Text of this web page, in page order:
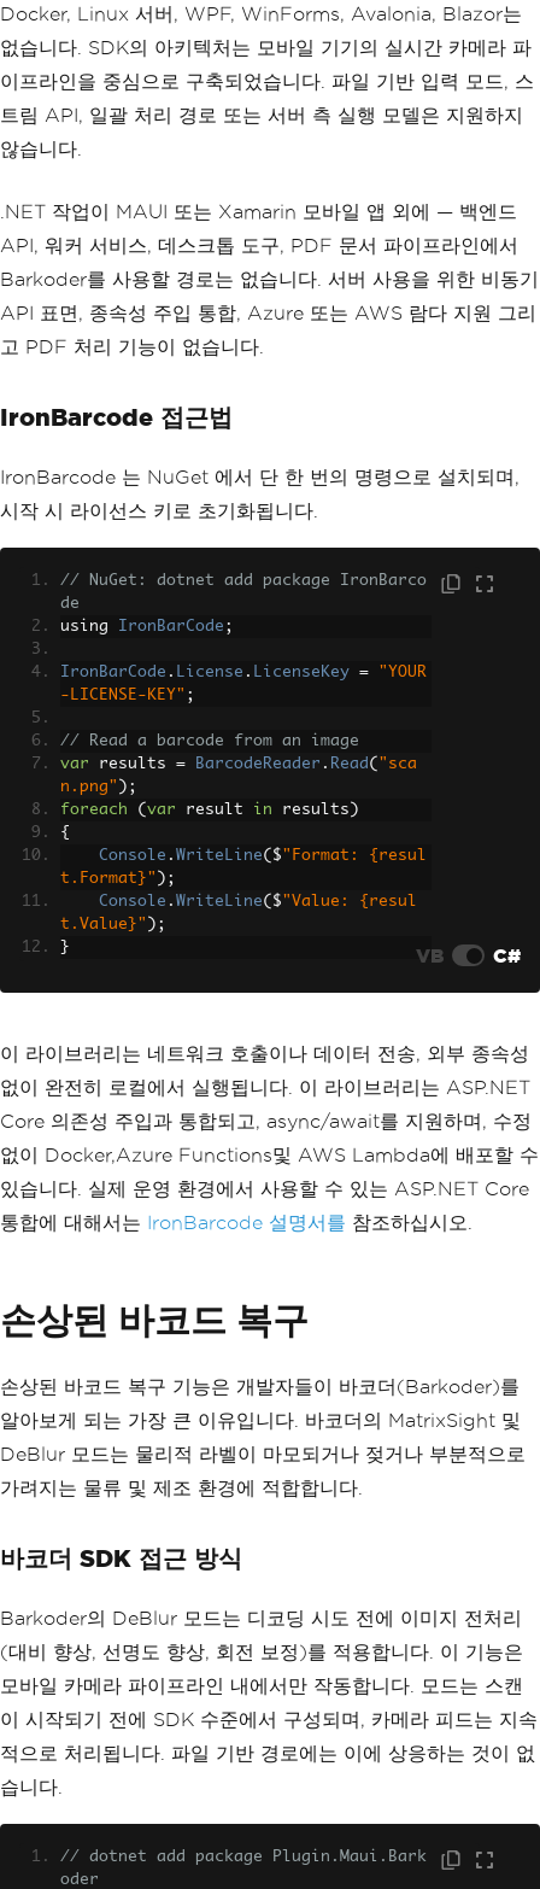
Docker, Linux 서버, WPF, WinForms, Avalonia, Blazor는
없습니다. SDK의 아키텍처는 모바일 기기의 실시간 카메라 파
이프라인을 중심으로 구축되었습니다. 파일 기반 입력 모드, 스
트림 API, 일괄 처리 경로 또는 서버 측 실행 모델은 지원하지
않습니다.
.NET 작업이 MAUI 또는 Xamarin 모바일 앱 외에 — 백엔드
API, 워커 서비스, 데스크톱 도구, PDF 문서 파이프라인에서
Barkoder를 사용할 경로는 없습니다. 서버 사용을 위한 비동기
API 표면, 종속성 주입 통합, Azure 또는 AWS 람다 지원 그리
고 PDF 처리 기능이 없습니다.
IronBarcode 접근법
IronBarcode 는 NuGet 에서 단 한 번의 명령으로 설치되며,
시작 시 라이선스 키로 초기화됩니다.
// NuGet: dotnet add package IronBarco
de
using IronBarCode ;
IronBarCode . License . LicenseKey =
"YOUR
-LICENSE-KEY" ;
// Read a barcode from an image
var results = BarcodeReader . Read ( "sca
n.png" );
foreach
( var result in results )
{
Console . WriteLine( $ "Format: {resul
t.Format}" );
Console . WriteLine( $ "Value: {resul
t.Value}" );
}
VB C#
이 라이브러리는 네트워크 호출이나 데이터 전송, 외부 종속성
없이 완전히 로컬에서 실행됩니다. 이 라이브러리는 ASP.NET
Core 의존성 주입과 통합되고, async/await를 지원하며, 수정
없이 Docker,Azure Functions및 AWS Lambda에 배포할 수
있습니다. 실제 운영 환경에서 사용할 수 있는 ASP.NET Core
통합에 대해서는 IronBarcode 설명서를 참조하십시오.
손상된 바코드 복구
손상된 바코드 복구 기능은 개발자들이 바코더(Barkoder)를
알아보게 되는 가장 큰 이유입니다. 바코더의 MatrixSight 및
DeBlur 모드는 물리적 라벨이 마모되거나 젖거나 부분적으로
가려지는 물류 및 제조 환경에 적합합니다.
바코더 SDK 접근 방식
Barkoder의 DeBlur 모드는 디코딩 시도 전에 이미지 전처리
(대비 향상, 선명도 향상, 회전 보정)를 적용합니다. 이 기능은
모바일 카메라 파이프라인 내에서만 작동합니다. 모드는 스캔
이 시작되기 전에 SDK 수준에서 구성되며, 카메라 피드는 지속
적으로 처리됩니다. 파일 기반 경로에는 이에 상응하는 것이 없
습니다.
// dotnet add package Plugin.Maui.Bark
oder